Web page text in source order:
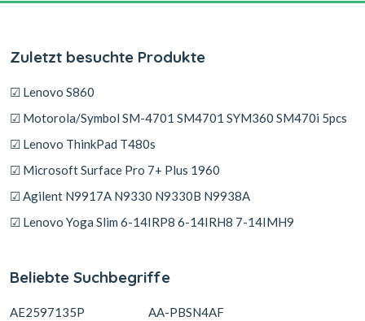
Zuletzt besuchte Produkte
☑ Lenovo S860
☑ Motorola/Symbol SM-4701 SM4701 SYM360 SM470i 5pcs
☑ Lenovo ThinkPad T480s
☑ Microsoft Surface Pro 7+ Plus 1960
☑ Agilent N9917A N9330 N9330B N9938A
☑ Lenovo Yoga Slim 6-14IRP8 6-14IRH8 7-14IMH9
Beliebte Suchbegriffe
AE2597135P
AA-PBSN4AF